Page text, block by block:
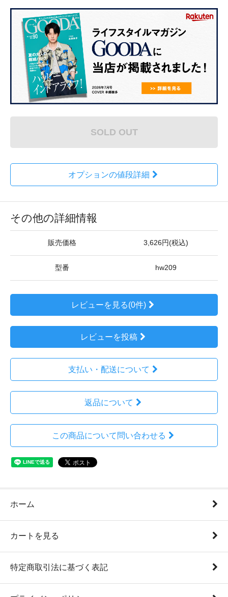
SOLD OUT
オプションの値段詳細
その他の詳細情報
販売価格 3,626円(税込)
型番 hw209
レビューを見る(0件)
レビューを投稿
支払い・配送について
返品について
この商品について問い合わせる
ホーム
カートを見る
特定商取引法に基づく表記